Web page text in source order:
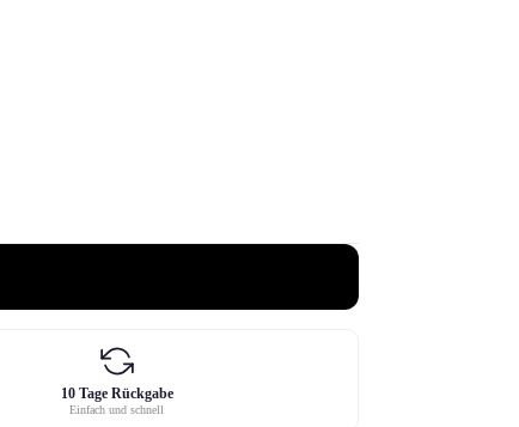
10 Tage Rückgabe
Einfach und schnell